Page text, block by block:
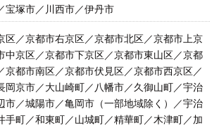
宝塚市／川西市／伊丹市
区／京都市右京区／京都市北区／京都市上京
中京区／京都市下京区／京都市東山区／京都
京都市南区／京都市伏見区／京都市西京区／
岡京市／大山崎町／八幡市／久御山町／宇治
市／城陽市／亀岡市（一部地域除く）／宇治
手町／和東町／山城町／精華町／木津町／加